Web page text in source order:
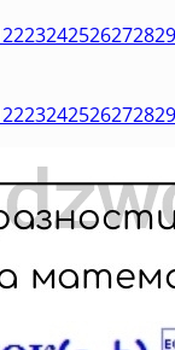
2223242526272829
2223242526272829